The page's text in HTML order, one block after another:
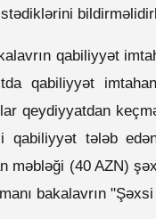
qabiliyyət
qabiliyyət
qeydiyyatdan
qabiliyyət tələb
məbləği (40 AZN)
bakalavrın "Şəxsi